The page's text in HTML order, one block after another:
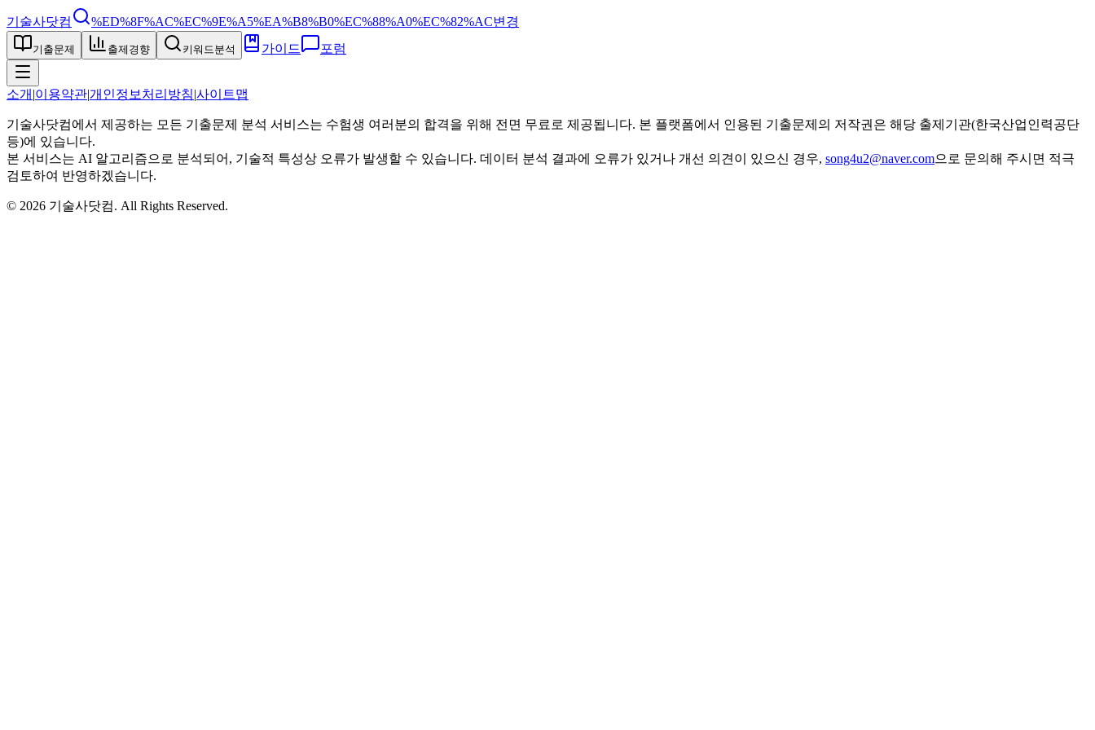
기술사닷컴 %ED%8F%AC%EC%9E%A5%EA%B8%B0%EC%88%A0%EC%82%AC변경
기출문제 출제경향 키워드분석 가이드 포럼
소개 |이용약관|개인정보처리방침|사이트맵
기술사닷컴에서 제공하는 모든 기출문제 분석 서비스는 수험생 여러분의 합격을 위해 전면 무료로 제공됩니다. 본 플랫폼에서 인용된 기출문제의 저작권은 해당 출제기관(한국산업인력공단
등)에 있습니다.
본 서비스는 AI 알고리즘으로 분석되어, 기술적 특성상 오류가 발생할 수 있습니다. 데이터 분석 결과에 오류가 있거나 개선 의견이 있으신 경우, song4u2@naver.com으로 문의해 주시면 적극
검토하여 반영하겠습니다.
© 2026 기술사닷컴. All Rights Reserved.